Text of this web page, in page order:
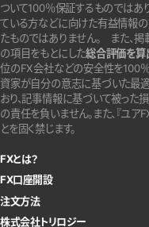
ついて100％保証するものではあ
ている方などに向けた有益情報の
たものではありません。 また、
の項目をもとにした総合評価を算
位のFX会社などの安全性を100
資家が自分の意志に基づいた最
おり、記事情報に基づいて被った
の責任を負いません。また、『ユア
とを固く禁じます。
FXとは？
FX口座開設
注文方法
株式会社トリロジー